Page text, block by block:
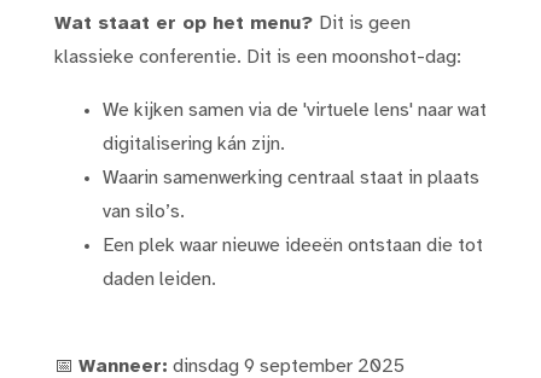
Wat staat er op het menu? Dit is geen
klassieke conferentie. Dit is een moonshot-dag:
We kijken samen via de 'virtuele lens' naar wat
digitalisering kán zijn.
Waarin samenwerking centraal staat in plaats
van silo’s.
Een plek waar nieuwe ideeën ontstaan die tot
daden leiden.
📅 Wanneer: dinsdag 9 september 2025